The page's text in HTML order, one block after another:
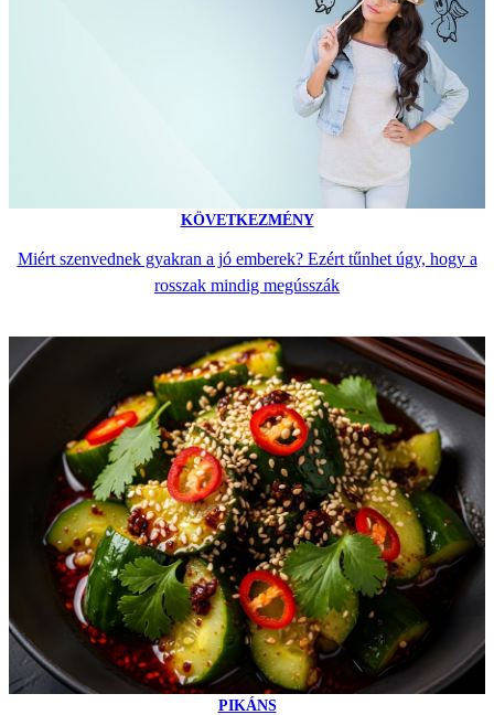
KÖVETKEZMÉNY
Miért szenvednek gyakran a jó emberek? Ezért tűnhet úgy, hogy a
rosszak mindig megússzák
PIKÁNS